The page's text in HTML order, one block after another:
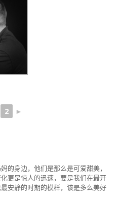
2 ►
的身边，他们是那么是可爱甜美，
更是惊人的迅速，要是我们在最开
安静的时期的模样，该是多么美好